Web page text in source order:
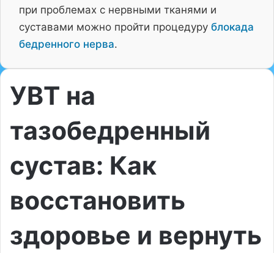
при проблемах с нервными тканями и
суставами можно пройти процедуру блокада
бедренного нерва.
УВТ на
тазобедренный
сустав: Как
восстановить
здоровье и вернуть